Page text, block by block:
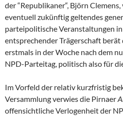
der “Republikaner“, Björn
eventuell zukünftig geltendes
parteipolitische Veranstaltungen
entsprechender Trägerschaft
erstmals in der Woche nach dem
NPD-Parteitag, politisch also für
Im Vorfeld der relativ kurzfristig
Versammlung verwies die Pirnaer
offensichtliche Verlogenheit der